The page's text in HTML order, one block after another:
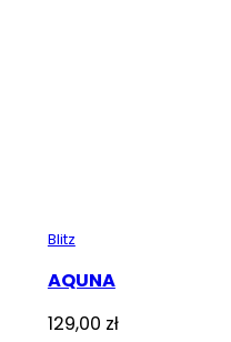
Blitz
AQUNA
129,00 zł